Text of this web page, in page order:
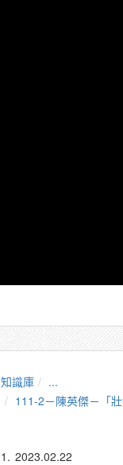
知識庫
...
111-2－陳英傑－「
1. 2023.02.22